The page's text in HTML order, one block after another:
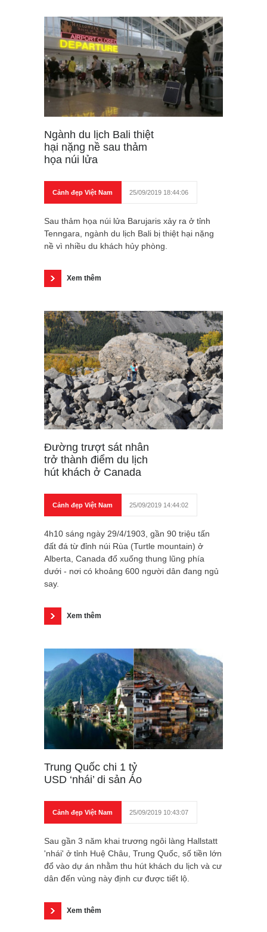
Ngành du lịch Bali thiệt
hại nặng nề sau thảm
họa núi lửa
Cảnh đẹp Việt Nam 25/09/2019 18:44:06
Sau thảm họa núi lửa Barujaris xảy ra ở tỉnh
Tenngara, ngành du lịch Bali bị thiệt hại nặng
nề vì nhiều du khách hủy phòng.
Xem thêm
Đường trượt sát nhân
trở thành điểm du lịch
hút khách ở Canada
Cảnh đẹp Việt Nam 25/09/2019 14:44:02
4h10 sáng ngày 29/4/1903, gần 90 triệu tấn
đất đá từ đỉnh núi Rùa (Turtle mountain) ở
Alberta, Canada đổ xuống thung lũng phía
dưới - nơi có khoảng 600 người dân đang ngủ
say.
Xem thêm
Trung Quốc chi 1 tỷ
USD ‘nhái’ di sản Áo
Cảnh đẹp Việt Nam 25/09/2019 10:43:07
Sau gần 3 năm khai trương ngôi làng Hallstatt
'nhái' ở tỉnh Huệ Châu, Trung Quốc, số tiền lớn
đổ vào dự án nhằm thu hút khách du lịch và cư
dân đến vùng này định cư được tiết lộ.
Xem thêm